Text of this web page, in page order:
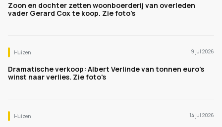
Zoon en dochter zetten woonboerderij van overleden
vader Gerard Cox te koop. Zie foto's
Huizen 9 jul 2026
Dramatische verkoop: Albert Verlinde van tonnen euro's
winst naar verlies. Zie foto's
Huizen 14 jul 2026